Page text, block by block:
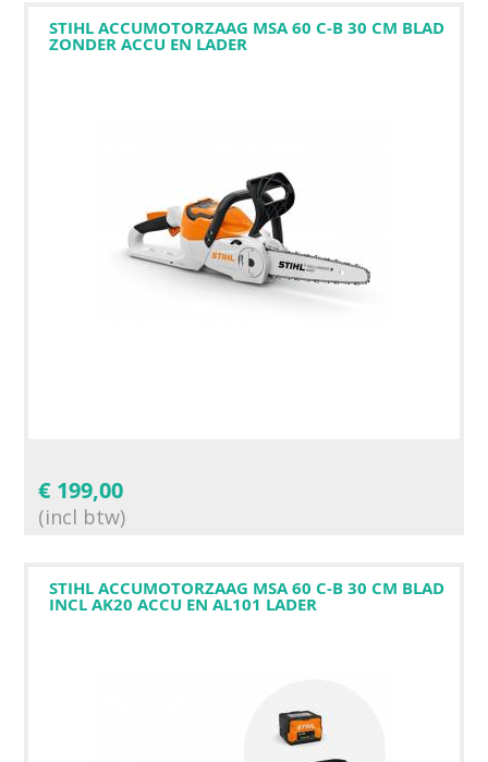
STIHL ACCUMOTORZAAG MSA 60 C-B 30 CM BLAD
ZONDER ACCU EN LADER
€ 199,00
(incl btw)
STIHL ACCUMOTORZAAG MSA 60 C-B 30 CM BLAD
INCL AK20 ACCU EN AL101 LADER